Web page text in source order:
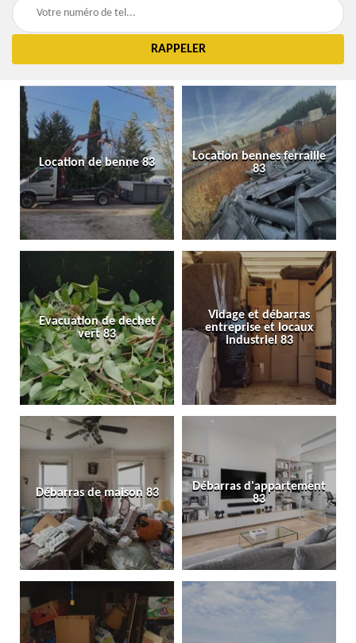
Location de benne 83
Location bennes ferraille
83
Evacuation de dechet
vert 83
Vidage et débarras
entreprise et locaux
industriel 83
Débarras de maison 83
Débarras d'appartement
83